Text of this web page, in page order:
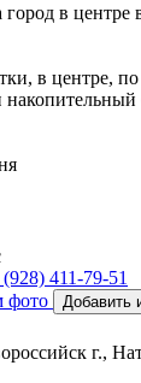
в центре
в центре,
411-79-51
Добавить
г.,